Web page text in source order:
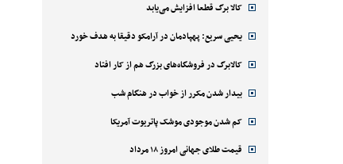
کالا برگ قطعا افزایش می‌یابد
یحیی سریع: پهپادمان در آرامکو دقیقا به هدف خورد
کالابرگ در فروشگاه‌های بزرگ هم از کار افتاد
بیدار شدن مکرر از خواب در هنگام شب
کم شدن موجودی موشک پاتریوت آمریکا
قیمت طلای جهانی امروز ۱۸ مرداد